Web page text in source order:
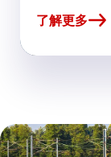
了解更多